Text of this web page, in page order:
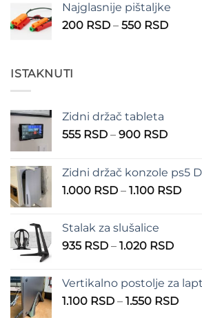
210 RSD
do
Najglasnije pištaljke
200 RSD – 550 RSD
ISTAKNUTI
Zidni držač tableta
555 RSD – 900 RSDRaspon
555
do
Zidni držač konzole ps5
1.000 RSD – 1.100 RSD
Stalak za slušalice
935 RSD – 1.020 RSD
935
do
Vertikalno postolje za
1.100 RSD – 1.550 RSD